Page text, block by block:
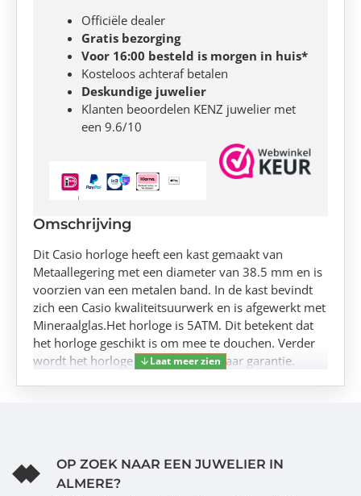
Officiële dealer
Gratis bezorging
Voor 16:00 besteld is morgen in huis*
Kosteloos achteraf betalen
Deskundige juwelier
Klanten beoordelen KENZ juwelier met
een 9.6/10
Omschrijving
Dit Casio horloge heeft een kast gemaakt van
Metaallegering met een diameter van 38.5 mm en is
voorzien van een metalen band. In de kast bevindt
zich een Casio kwaliteitsuurwerk en is afgewerkt met
Mineraalglas.Het horloge is 5ATM. Dit betekent dat
het horloge geschikt is om mee te douchen. Verder
wordt het horloge geleverd met 2 jaar garantie.
OP ZOEK NAAR EEN JUWELIER IN
ALMERE?